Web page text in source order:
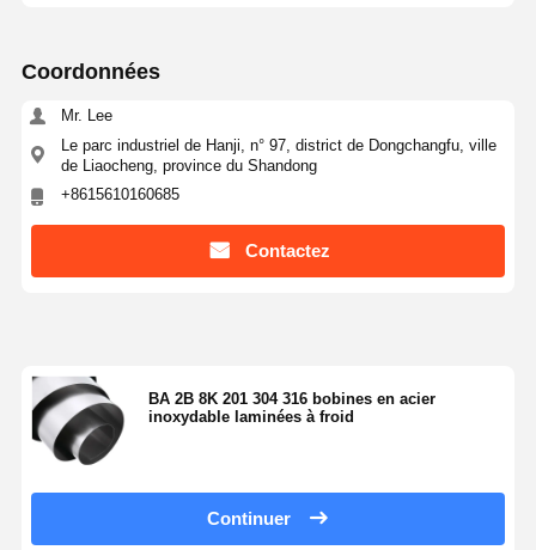
Coordonnées
Mr. Lee
Le parc industriel de Hanji, n° 97, district de Dongchangfu, ville
de Liaocheng, province du Shandong
+8615610160685
Contactez
BA 2B 8K 201 304 316 bobines en acier
inoxydable laminées à froid
Continuer